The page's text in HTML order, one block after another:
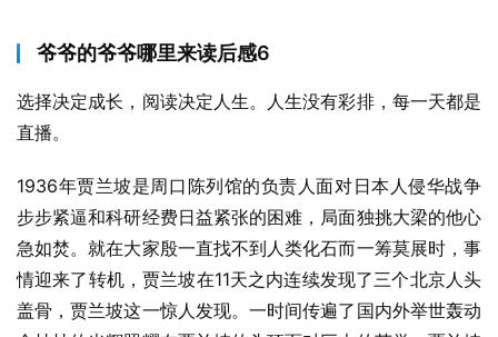
爷爷的爷爷哪里来读后感6
选择决定成长，阅读决定人生。人生没有彩排，每一天都是
直播。
1936年贾兰坡是周口陈列馆的负责人面对日本人侵华战争
步步紧逼和科研经费日益紧张的困难，局面独挑大梁的他心
急如焚。就在大家殷一直找不到人类化石而一筹莫展时，事
情迎来了转机，贾兰坡在11天之内连续发现了三个北京人头
盖骨，贾兰坡这一惊人发现。一时间传遍了国内外举世轰动